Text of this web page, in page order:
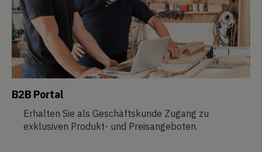
B2B Portal
Erhalten Sie als Geschäftskunde Zugang zu
exklusiven Produkt- und Preisangeboten.